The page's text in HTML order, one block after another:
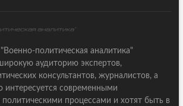
политическая аналитика"
аудиторию экспертов,
консультантов, журналистов, а
интересуется современными
процессами и хотят быть в